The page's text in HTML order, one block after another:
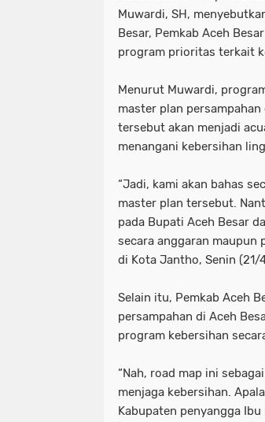
Muwardi, SH,
Besar, Pemkab Aceh
program prioritas terkait
Menurut Muwardi,
master plan
tersebut akan menjadi
menangani kebersihan
“Jadi, kami akan bahas
master plan tersebut.
pada Bupati Aceh Besar
secara anggaran maupun
di Kota Jantho, Senin (21/
Selain itu, Pemkab Aceh
persampahan di Aceh
program kebersihan
“Nah, road map ini
menjaga kebersihan.
Kabupaten penyangga